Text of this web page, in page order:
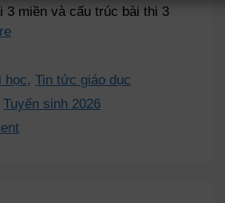
3 miền và cấu trúc bài thi 3
học,Tin tức giáo dục
Tuyển sinh 2026